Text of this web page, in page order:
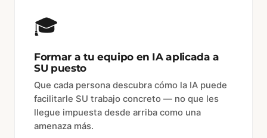
🎓
Formar a tu equipo en IA aplicada a
SU puesto
Que cada persona descubra cómo la IA puede
facilitarle SU trabajo concreto — no que les
llegue impuesta desde arriba como una
amenaza más.